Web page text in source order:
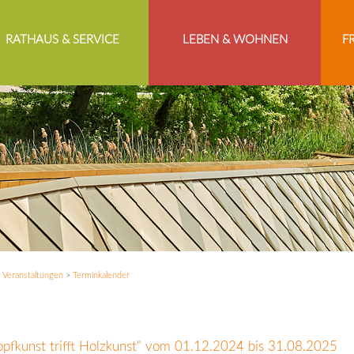
RATHAUS & SERVICE LEBEN & WOHNEN
Veranstaltungen> Terminkalender
trifft Holzkunst" vom 01.12.2024 bis 31.08.2025